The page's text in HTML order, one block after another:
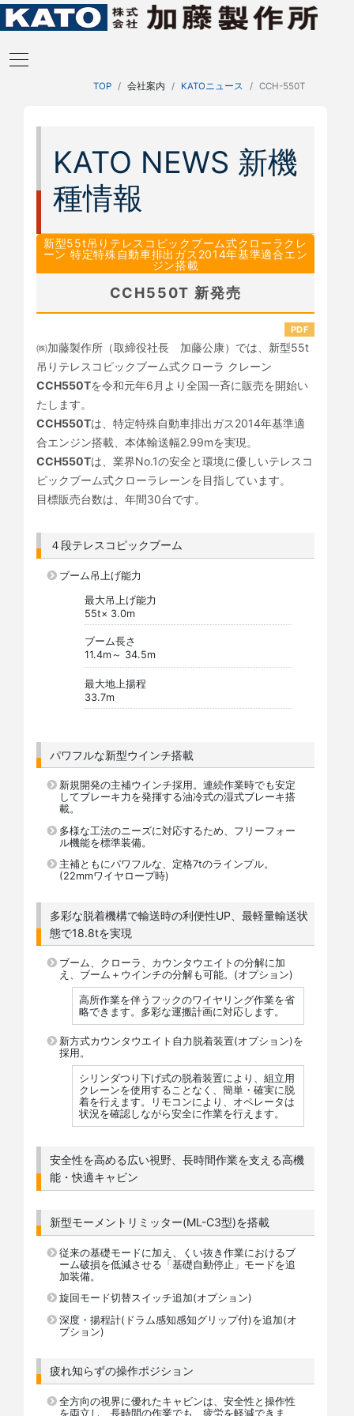
TOP 会社案内 KATOニュース CCH-550T
KATO NEWS 新機
種情報
新型55t吊りテレスコピックブーム式クローラクレ
ーン 特定特殊自動車排出ガス2014年基準適合エン
ジン搭載
CCH550T 新発売
PDF
㈱加藤製作所（取締役社長 加藤公康）では、新型55t
吊りテレスコピックブーム式クローラ クレーン
CCH550Tを令和元年6月より全国一斉に販売を開始い
たします。
CCH550Tは、特定特殊自動車排出ガス2014年基準適
合エンジン搭載、本体輸送幅2.99mを実現。
CCH550Tは、業界No.1の安全と環境に優しいテレスコ
ピックブーム式クローラレーンを目指しています。
目標販売台数は、年間30台です。
４段テレスコピックブーム
ブーム吊上げ能力
最大吊上げ能力
55t× 3.0m
ブーム長さ
11.4m～ 34.5m
最大地上揚程
33.7m
パワフルな新型ウインチ搭載
新規開発の主補ウインチ採用。連続作業時でも安定
してブレーキ力を発揮する油冷式の湿式ブレーキ搭
載。
多様な工法のニーズに対応するため、フリーフォー
ル機能を標準装備。
主補ともにパワフルな、定格7tのラインプル。
(22mmワイヤロープ時)
多彩な脱着機構で輸送時の利便性UP、最軽量輸送状
態で18.8tを実現
ブーム、クローラ、カウンタウエイトの分解に加
え、ブーム＋ウインチの分解も可能。(オプション)
高所作業を伴うフックのワイヤリング作業を省
略できます。多彩な運搬計画に対応します。
新方式カウンタウエイト自力脱着装置(オプション)を
採用。
シリンダつり下げ式の脱着装置により、組立用
クレーンを使用することなく、簡単・確実に脱
着を行えます。リモコンにより、オペレータは
状況を確認しながら安全に作業を行えます。
安全性を高める広い視野、長時間作業を支える高機
能・快適キャビン
新型モーメントリミッター(ML-C3型)を搭載
従来の基礎モードに加え、くい抜き作業におけるブ
ーム破損を低減させる「基礎自動停止」モードを追
加装備。
旋回モード切替スイッチ追加(オプション)
深度・揚程計(ドラム感知感知グリップ付)を追加(オ
プション)
疲れ知らずの操作ポジション
全方向の視界に優れたキャビンは、安全性と操作性
を両立し、長時間の作業でも、疲労を軽減できま